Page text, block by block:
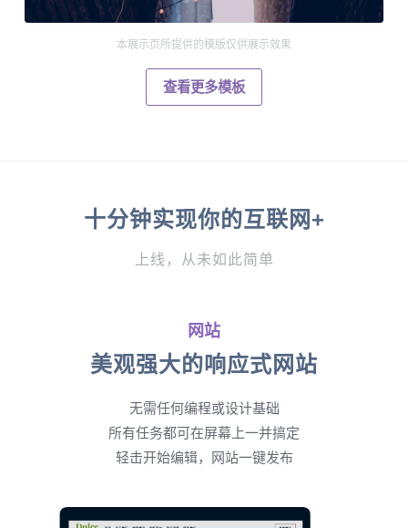
本展示页所提供的模版仅供展示效果
查看更多模板
十分钟实现你的互联网+
上线，从未如此简单
网站
美观强大的响应式网站
无需任何编程或设计基础
所有任务都可在屏幕上一并搞定
轻击开始编辑，网站一键发布